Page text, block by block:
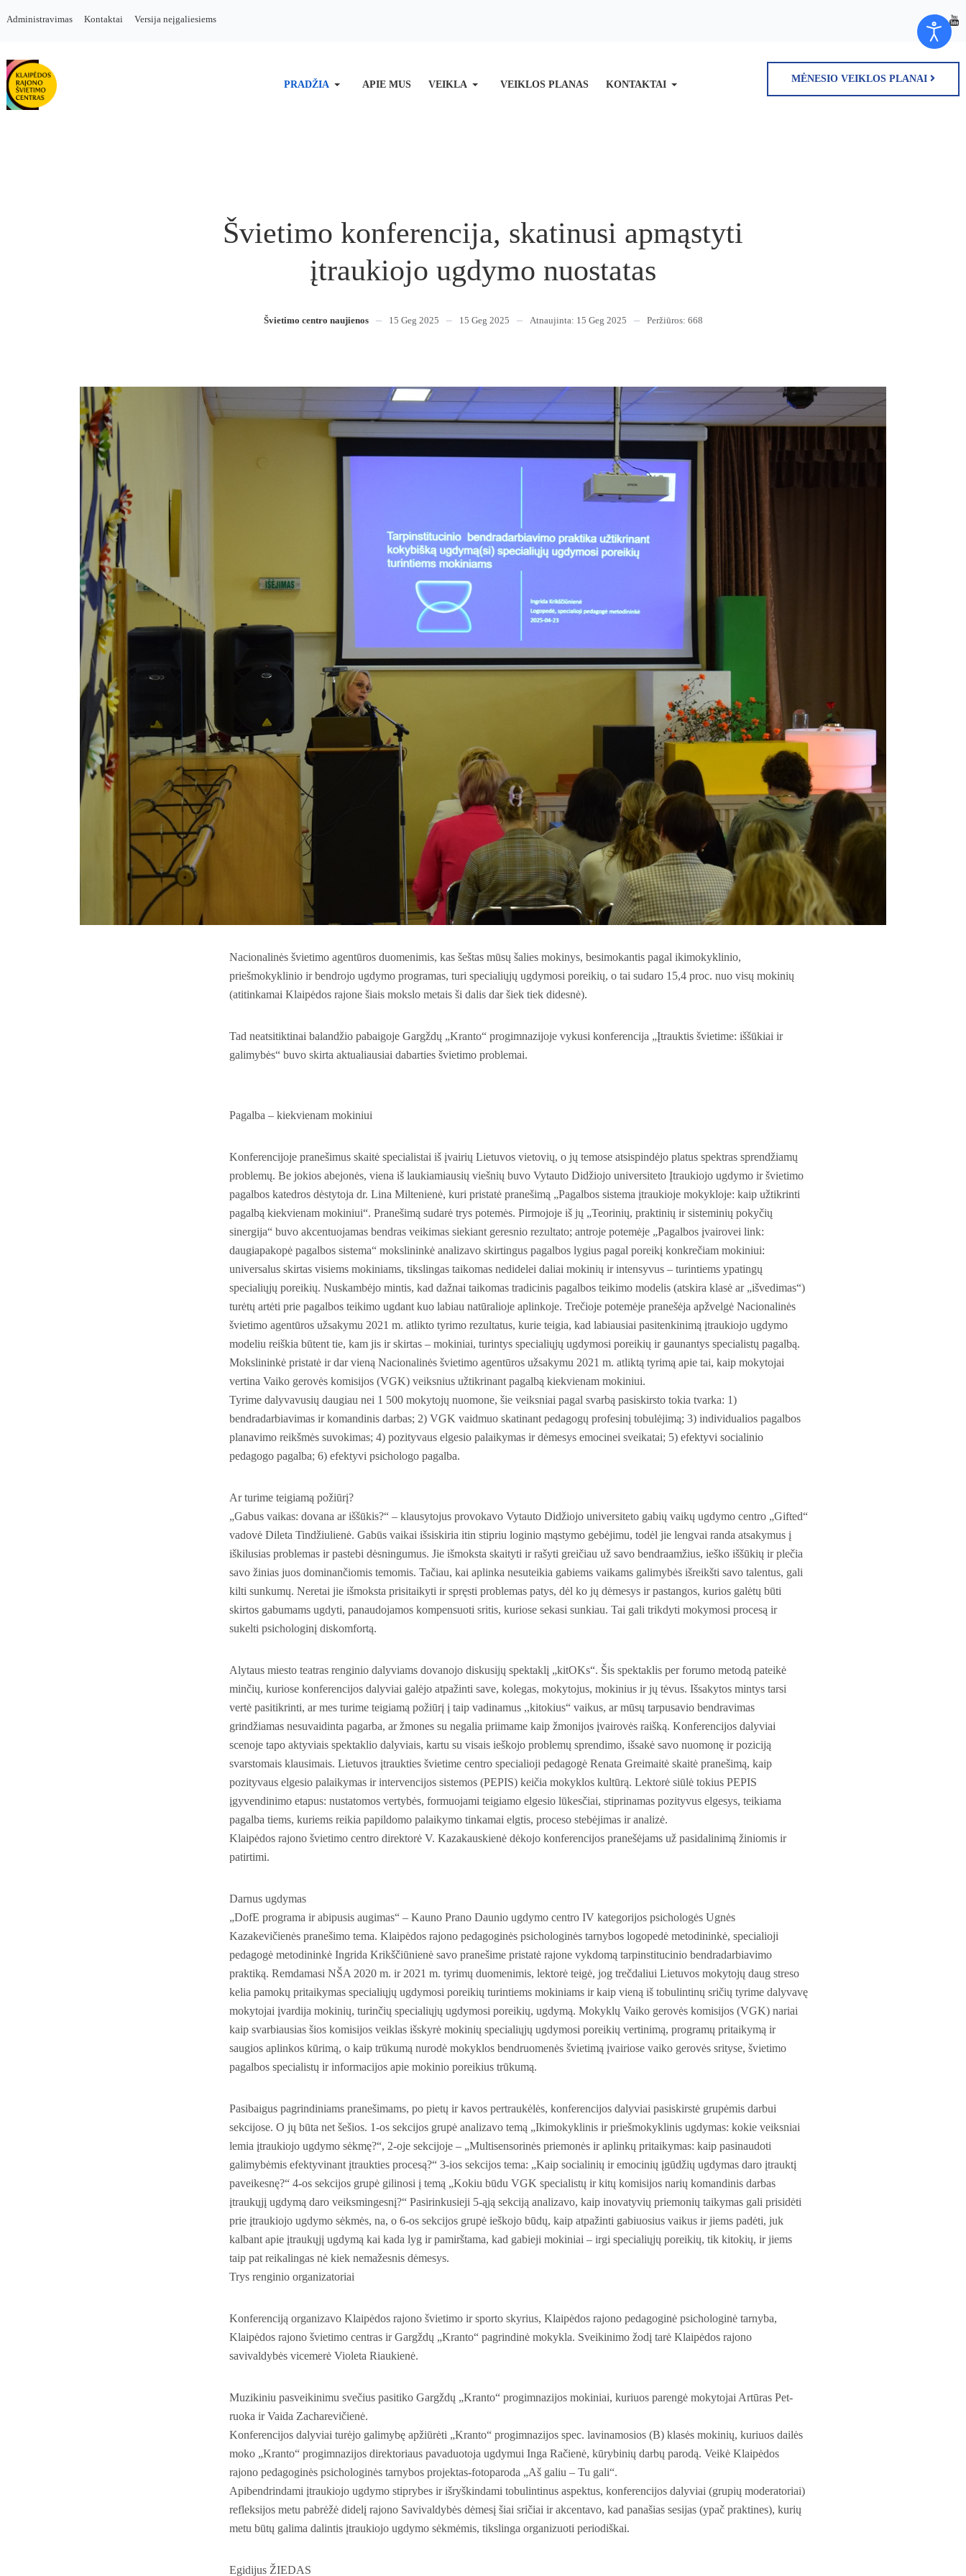
Administravimas Kontaktai Versija neįgaliesiems
PRADŽIA APIE MUS VEIKLA VEIKLOS PLANAS KONTAKTAI
MĖNESIO VEIKLOS PLANAI
Švietimo konferencija, skatinusi apmąstyti
įtraukiojo ugdymo nuostatas
Švietimo centro naujienos 15 Geg 2025 15 Geg 2025 Atnaujinta: 15 Geg 2025 Peržiūros: 668
Nacionalinės švietimo agentūros duomenimis, kas šeštas mūsų šalies mokinys, besimokantis pagal ikimokyklinio,
priešmokyklinio ir bendrojo ugdymo programas, turi specialiųjų ugdymosi poreikių, o tai sudaro 15,4 proc. nuo visų mokinių
(atitinkamai Klaipėdos rajone šiais mokslo metais ši dalis dar šiek tiek didesnė).
Tad neatsitiktinai balandžio pabaigoje Gargždų „Kranto“ progimnazijoje vykusi konferencija „Įtrauktis švietime: iššūkiai ir
galimybės“ buvo skirta aktualiausiai dabarties švietimo problemai.
Pagalba – kiekvienam mokiniui
Konferencijoje pranešimus skaitė specialistai iš įvairių Lietuvos vietovių, o jų temose atsispindėjo platus spektras sprendžiamų
problemų. Be jokios abejonės, viena iš laukiamiausių viešnių buvo Vytauto Didžiojo universiteto Įtraukiojo ugdymo ir švietimo
pagalbos katedros dėstytoja dr. Lina Miltenienė, kuri pristatė pranešimą „Pagalbos sistema įtraukioje mokykloje: kaip užtikrinti
pagalbą kiekvienam mokiniui“. Pranešimą sudarė trys potemės. Pirmojoje iš jų „Teorinių, praktinių ir sisteminių pokyčių
sinergija“ buvo akcentuojamas bendras veikimas siekiant geresnio rezultato; antroje potemėje „Pagalbos įvairovei link:
daugiapakopė pagalbos sistema“ mokslininkė analizavo skirtingus pagalbos lygius pagal poreikį konkrečiam mokiniui:
universalus skirtas visiems mokiniams, tikslingas taikomas nedidelei daliai mokinių ir intensyvus – turintiems ypatingų
specialiųjų poreikių. Nuskambėjo mintis, kad dažnai taikomas tradicinis pagalbos teikimo modelis (atskira klasė ar „išvedimas“)
turėtų artėti prie pagalbos teikimo ugdant kuo labiau natūralioje aplinkoje. Trečioje potemėje pranešėja apžvelgė Nacionalinės
švietimo agentūros užsakymu 2021 m. atlikto tyrimo rezultatus, kurie teigia, kad labiausiai pasitenkinimą įtraukiojo ugdymo
modeliu reiškia būtent tie, kam jis ir skirtas – mokiniai, turintys specialiųjų ugdymosi poreikių ir gaunantys specialistų pagalbą.
Mokslininkė pristatė ir dar vieną Nacionalinės švietimo agentūros užsakymu 2021 m. atliktą tyrimą apie tai, kaip mokytojai
vertina Vaiko gerovės komisijos (VGK) veiksnius užtikrinant pagalbą kiekvienam mokiniui.
Tyrime dalyvavusių daugiau nei 1 500 mokytojų nuomone, šie veiksniai pagal svarbą pasiskirsto tokia tvarka: 1)
bendradarbiavimas ir komandinis darbas; 2) VGK vaidmuo skatinant pedagogų profesinį tobulėjimą; 3) individualios pagalbos
planavimo reikšmės suvokimas; 4) pozityvaus elgesio palaikymas ir dėmesys emocinei sveikatai; 5) efektyvi socialinio
pedagogo pagalba; 6) efektyvi psichologo pagalba.
Ar turime teigiamą požiūrį?
„Gabus vaikas: dovana ar iššūkis?“ – klausytojus provokavo Vytauto Didžiojo universiteto gabių vaikų ugdymo centro „Gifted“
vadovė Dileta Tindžiulienė. Gabūs vaikai išsiskiria itin stipriu loginio mąstymo gebėjimu, todėl jie lengvai randa atsakymus į
iškilusias problemas ir pastebi dėsningumus. Jie išmoksta skaityti ir rašyti greičiau už savo bendraamžius, ieško iššūkių ir plečia
savo žinias juos dominančiomis temomis. Tačiau, kai aplinka nesuteikia gabiems vaikams galimybės išreikšti savo talentus, gali
kilti sunkumų. Neretai jie išmoksta prisitaikyti ir spręsti problemas patys, dėl ko jų dėmesys ir pastangos, kurios galėtų būti
skirtos gabumams ugdyti, panaudojamos kompensuoti sritis, kuriose sekasi sunkiau. Tai gali trikdyti mokymosi procesą ir
sukelti psichologinį diskomfortą.
Alytaus miesto teatras renginio dalyviams dovanojo diskusijų spektaklį „kitOKs“. Šis spektaklis per forumo metodą pateikė
minčių, kuriose konferencijos dalyviai galėjo atpažinti save, kolegas, mokytojus, mokinius ir jų tėvus. Išsakytos mintys tarsi
vertė pasitikrinti, ar mes turime teigiamą požiūrį į taip vadinamus ,,kitokius“ vaikus, ar mūsų tarpusavio bendravimas
grindžiamas nesuvaidinta pagarba, ar žmones su negalia priimame kaip žmonijos įvairovės raišką. Konferencijos dalyviai
scenoje tapo aktyviais spektaklio dalyviais, kartu su visais ieškojo problemų sprendimo, išsakė savo nuomonę ir poziciją
svarstomais klausimais. Lietuvos įtraukties švietime centro specialioji pedagogė Renata Greimaitė skaitė pranešimą, kaip
pozityvaus elgesio palaikymas ir intervencijos sistemos (PEPIS) keičia mokyklos kultūrą. Lektorė siūlė tokius PEPIS
įgyvendinimo etapus: nustatomos vertybės, formuojami teigiamo elgesio lūkesčiai, stiprinamas pozityvus elgesys, teikiama
pagalba tiems, kuriems reikia papildomo palaikymo tinkamai elgtis, proceso stebėjimas ir analizė.
Klaipėdos rajono švietimo centro direktorė V. Kazakauskienė dėkojo konferencijos pranešėjams už pasidalinimą žiniomis ir
patirtimi.
Darnus ugdymas
„DofE programa ir abipusis augimas“ – Kauno Prano Daunio ugdymo centro IV kategorijos psichologės Ugnės
Kazakevičienės pranešimo tema. Klaipėdos rajono pedagoginės psichologinės tarnybos logopedė metodininkė, specialioji
pedagogė metodininkė Ingrida Krikščiūnienė savo pranešime pristatė rajone vykdomą tarpinstitucinio bendradarbiavimo
praktiką. Remdamasi NŠA 2020 m. ir 2021 m. tyrimų duomenimis, lektorė teigė, jog trečdaliui Lietuvos mokytojų daug streso
kelia pamokų pritaikymas specialiųjų ugdymosi poreikių turintiems mokiniams ir kaip vieną iš tobulintinų sričių tyrime dalyvavę
mokytojai įvardija mokinių, turinčių specialiųjų ugdymosi poreikių, ugdymą. Mokyklų Vaiko gerovės komisijos (VGK) nariai
kaip svarbiausias šios komisijos veik­las išskyrė mokinių specialiųjų ugdymosi poreikių vertinimą, programų pritaikymą ir
saugios aplinkos kūrimą, o kaip trūkumą nurodė mokyklos bendruomenės švietimą įvairiose vaiko gerovės srityse, švietimo
pagalbos specialistų ir informacijos apie mokinio poreikius trūkumą.
Pasibaigus pagrindiniams pranešimams, po pietų ir kavos pertraukėlės, konferencijos dalyviai pasiskirstė grupėmis darbui
sekcijose. O jų būta net šešios. 1-os sekcijos grupė analizavo temą „Ikimokyklinis ir priešmokyklinis ugdymas: kokie veiksniai
lemia įtraukiojo ugdymo sėkmę?“, 2-oje sekcijoje – „Multisensorinės priemonės ir aplinkų pritaikymas: kaip pasinaudoti
galimybėmis efektyvinant įtraukties procesą?“ 3-ios sekcijos tema: „Kaip socialinių ir emocinių įgūdžių ugdymas daro įtrauktį
paveikesnę?“ 4-os sekcijos grupė gilinosi į temą „Kokiu būdu VGK specialistų ir kitų komisijos narių komandinis darbas
įtraukųjį ugdymą daro veiksmingesnį?“ Pasirinkusieji 5-ąją sekciją analizavo, kaip inovatyvių priemonių taikymas gali prisidėti
prie įtraukiojo ugdymo sėkmės, na, o 6-os sekcijos grupė ieškojo būdų, kaip atpažinti gabiuosius vaikus ir jiems padėti, juk
kalbant apie įtraukųjį ugdymą kai kada lyg ir pamirštama, kad gabieji mokiniai – irgi specialiųjų poreikių, tik kitokių, ir jiems
taip pat reikalingas nė kiek nemažesnis dėmesys.
Trys renginio organizatoriai
Konferenciją organizavo Klaipėdos rajono švietimo ir sporto skyrius, Klaipėdos rajono pedagoginė psichologinė tarnyba,
Klaipėdos rajono švietimo centras ir Gargždų „Kranto“ pagrindinė mokykla. Sveikinimo žodį tarė Klaipėdos rajono
savivaldybės vicemerė Violeta Riaukienė.
Muzikiniu pasveikinimu svečius pasitiko Gargždų „Kranto“ progimnazijos mokiniai, kuriuos parengė mokytojai Artūras Pet­
ruoka ir Vaida Zacharevičienė.
Konferencijos dalyviai turėjo galimybę apžiūrėti „Kranto“ progimnazijos spec. lavinamosios (B) klasės mokinių, kuriuos dailės
moko „Kranto“ progimnazijos direktoriaus pavaduotoja ugdymui Inga Račienė, kūrybinių darbų parodą. Veikė Klaipėdos
rajono pedagoginės psichologinės tarnybos projektas-fotoparoda „Aš galiu – Tu gali“.
Apibendrindami įtraukiojo ugdymo stiprybes ir išryškindami tobulintinus aspektus, konferencijos dalyviai (grupių moderatoriai)
refleksijos metu pabrėžė didelį rajono Savivaldybės dėmesį šiai sričiai ir akcentavo, kad panašias sesijas (ypač praktines), kurių
metu būtų galima dalintis įtraukiojo ugdymo sėkmėmis, tikslinga organizuoti periodiškai.
Egidijus ŽIEDAS